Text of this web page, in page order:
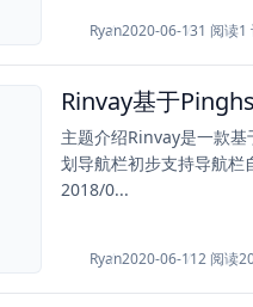
Ryan2020-06-131 阅读1
2020-06-11
Rinvay基于
主题介绍Rinvay是一款
划导航栏初步支持导航栏
2018/0...
Ryan2020-06-112 阅读